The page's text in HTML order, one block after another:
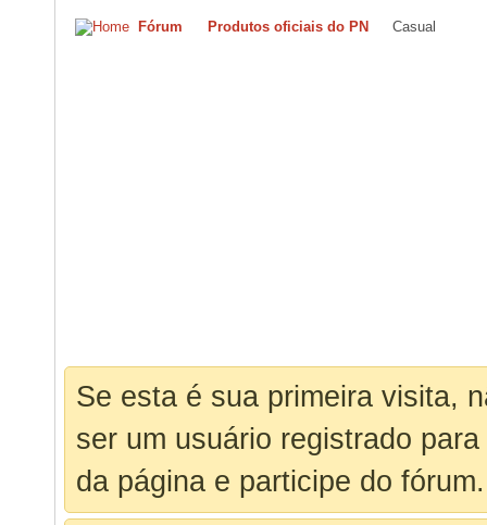
Fórum Produtos oficiais do PN Casual
Se esta é sua primeira visita,
ser um usuário registrado
da página e participe do fórum.